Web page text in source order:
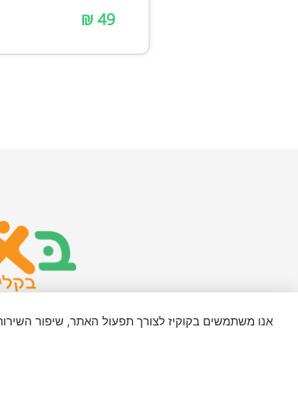
49 ₪
מדיניות פרטיות ותקנון
אנו משתמשים בקוקיז לצורך תפעול האתר, שיפור